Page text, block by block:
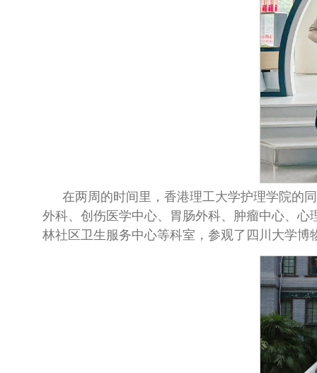
在两周的时间里，香港理工大学护理学院的
外科、创伤医学中心、胃肠外科、肿瘤中心、
林社区卫生服务中心等科室，参观了四川大学